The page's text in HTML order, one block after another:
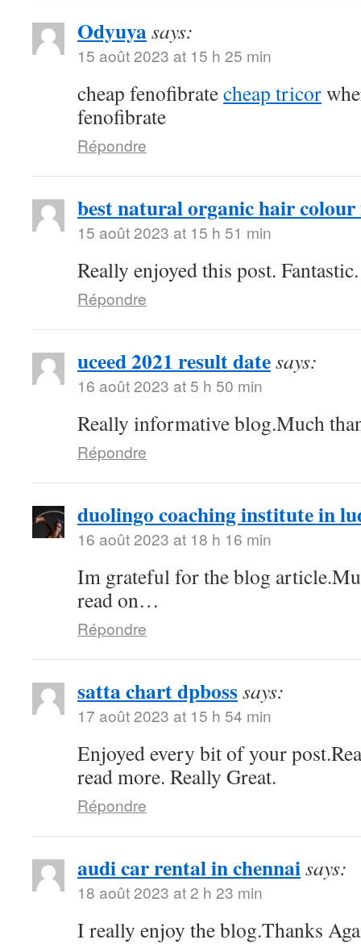
Odyuyasays:
15 août 2023 at 15 h 25 min
cheap fenofibratecheap tricor
fenofibrate
Répondre
best natural organic hair
15 août 2023 at 15 h 51 min
Really enjoyed this post. Fantastic.
Répondre
uceed 2021 result datesays:
16 août 2023 at 5 h 50 min
Really informative blog.Much
Répondre
duolingo coaching institute in
16 août 2023 at 18 h 16 min
Im grateful for the blog
read on…
Répondre
satta chart dpbosssays:
17 août 2023 at 15 h 54 min
Enjoyed every bit of your
read more. Really Great.
Répondre
audi car rental in chennaisays:
18 août 2023 at 2 h 23 min
I really enjoy the blog.Thanks